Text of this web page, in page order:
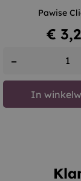
Pawise
Prijs
€
–
In